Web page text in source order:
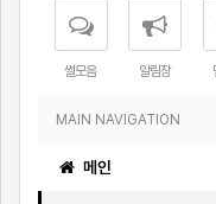
썰모음 알림장
MAIN NAVIGATION
메인